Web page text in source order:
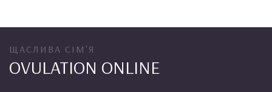
ЩАСЛИВА СІМ'Я
OVULATION ONLINE